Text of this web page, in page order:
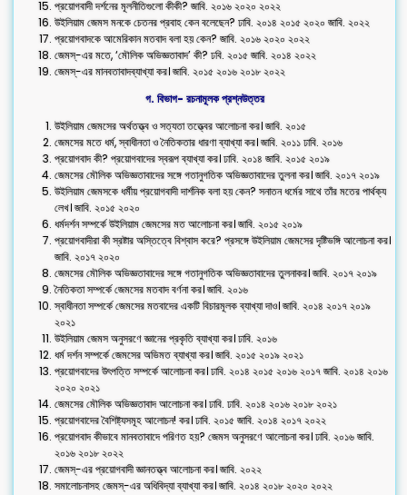
প্রয়োগবাদী দর্শনের মূলনীতিগুলো কীকী? জাবি. ২০১৬ ২০২০ ২০২২
উইলিয়াম জেমস মনকে চেতনর প্রবাহ কেন বলেছেন? ঢাবি. ২০১৪ ২০১৫ ২০২০ জাবি. ২০২২
প্রয়োগবাদকে আমেরিকান মতবাদ বলা হয় কেন? জাবি. ২০১৬ ২০২০ ২০২২
জেমস্-এর মতে, ‘মৌলিক অভিজ্ঞতাবাদ’ কী? ঢবি. ২০১৫ জাবি. ২০১৪ ২০২২
জেমস্-এর মানবতাবাদব্যাখ্যা কর। জাবি. ২০১৫ ২০১৬ ২০১৮ ২০২২
গ. ‍বিভাগ- রচনামূলক প্রশ্নউত্তর
উইলিয়াম জেমসের অর্থতত্ত্ব ও সত্যতা তত্ত্বের আলোচনা কর। জাবি. ২০১৫
জেমসের মতে ধর্ম, স্বাধীনতা ও নৈতিকতার ধারণা ব্যাখ্যা কর। জাবি. ২০১১ ঢাবি. ২০১৬
প্রয়োগবাদ কী? প্রয়োগবাদের স্বরূপ ব্যাখ্যা কর। ঢাবি. ২০১৪ জাবি. ২০১৫ ২০১৯
জেমসের মৌলিক অভিজ্ঞতাবাদের সঙ্গে গতানুগতিক অভিজ্ঞতাবাদের তুলনা কর। জাবি. ২০১৭ ২০১৯
উইলিয়াম জেমসকে ধর্মীয় প্রয়োগবাদী দার্শনিক বলা হয় কেন? সনাতন ধর্মের সাথে তাঁর মতের পার্থক্য
লেখ। জাবি. ২০১৫ ২০২০
ধর্মদর্শন সম্পর্কে উইলিয়াম জেমসের মত আলোচনা কর। জাবি. ২০১৫ ২০১৯
প্রয়োগবাদীরা কী স্রষ্টার অস্তিত্বে বিশ্বাস করে? প্রসঙ্গে উইলিয়াম জেমসের দৃষ্টিভঙ্গি আলোচনা কর।
জাবি. ২০১৭ ২০২০
জেমসের মৌলিক অভিজ্ঞতাবাদের সঙ্গে গতানুগতিক অভিজ্ঞতাবাদের তুলনাকর। জাবি. ২০১৭ ২০১৯
নৈতিকতা সম্পর্কে জেমসের মতবাদ বর্ণনা কর। জাবি. ২০১৬
স্বাধীনতা সম্পর্কে জেমসের মতবাদের একটি বিচারমূলক ব্যাখ্যা দাও। জাবি. ২০১৪ ২০১৭ ২০১৯
২০২১
উইলিয়াম জেমস অনুসরণে জ্ঞানের প্রকৃতি ব্যাখ্যা কর। ঢাবি. ২০১৬
ধর্ম দর্শন সম্পর্কে জেমসের অভিমত ব্যাখ্যা কর। জাবি. ২০১৫ ২০১৯ ২০২১
প্রয়োগবাদের উৎপত্তি সম্পর্কে আলোচনা কর। ঢাবি. ২০১৪ ২০১৫ ২০১৬ ২০১৭ জাবি. ২০১৪ ২০১৬
২০২০ ২০২১
জেমসের মৌলিক অভিজ্ঞতাবাদ আলোচনা কর। ঢাবি. ঢাবি. ২০১৪ ২০১৬ ২০১৮ ২০২১
প্রয়োগবাদের বৈশিষ্ট্যসমূহ আলোচন! কর। ঢাবি. ২০১৫ জাবি. ২০১৪ ২০১৭ ২০২২
প্রয়োগবাদ কীভাবে মানবতাবাদে পরিণত হয়? জেমস অনুসরণে আলোচনা কর। ঢাবি. ২০১৬ জাবি.
২০১৬ ২০১৮ ২০২২
জেমস্-এর প্রয়োগবাদী জ্ঞানতত্ত্ব আলোচনা কর। জাবি. ২০২২
সমালোচনাসহ জেমস্-এর অধিবিদ্যা ব্যাখ্যা কর। জাবি. ২০১৪ ২০১৮ ২০২০ ২০২২